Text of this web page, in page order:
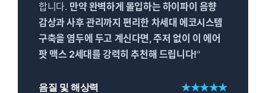
합니다. 만약 완벽하게 몰입하는 하이파이 음향
감상과 사후 관리까지 편리한 차세대 에코시스템
구축을 염두에 두고 계신다면, 주저 없이 이 에어
팟 맥스 2세대를 강력히 추천해 드립니다!"
음질 및 해상력 ★★★★★